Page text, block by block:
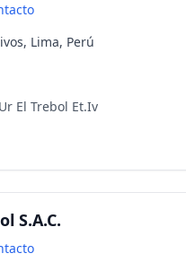
Lima, Perú
El Trebol Et.Iv
S.A.C.